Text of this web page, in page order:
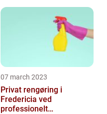
07 march 2023
Privat rengøring i
Fredericia ved
professionelt